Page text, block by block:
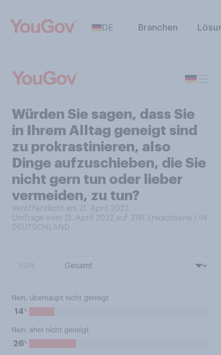
DE Branchen
Würden Sie sagen, dass Sie
in Ihrem Alltag geneigt sind
zu prokrastinieren, also
Dinge aufzuschieben, die Sie
nicht gern tun oder lieber
vermeiden, zu tun?
Veröffentlicht am 21. April 2022
Umfrage vom 21. April 2022 auf 3181
Erwachsene / IN
DEUTSCHLAND
Nein, überhaupt nicht geneigt
14%
Nein, eher nicht geneigt
26%